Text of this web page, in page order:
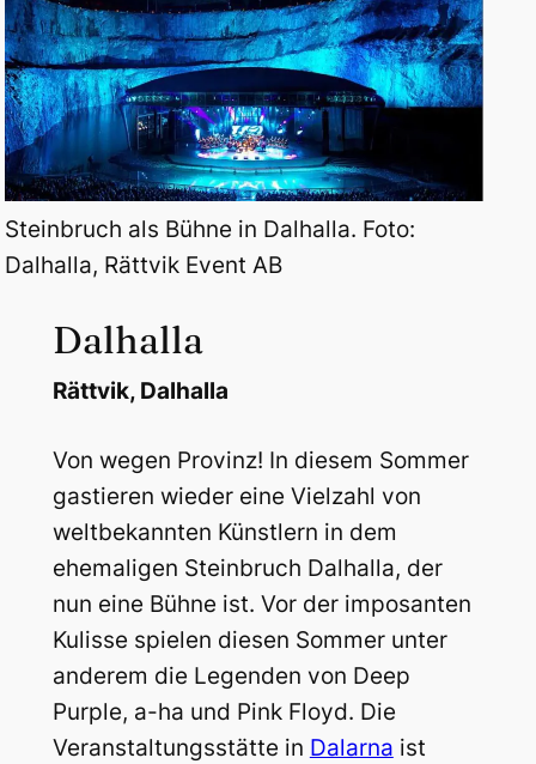
Steinbruch als Bühne in Dalhalla. Foto:
Dalhalla, Rättvik Event AB
Dalhalla
Rättvik, Dalhalla
Von wegen Provinz! In diesem Sommer
gastieren wieder eine Vielzahl von
weltbekannten Künstlern in dem
ehemaligen Steinbruch Dalhalla, der
nun eine Bühne ist. Vor der imposanten
Kulisse spielen diesen Sommer unter
anderem die Legenden von Deep
Purple, a-ha und Pink Floyd. Die
Veranstaltungsstätte in Dalarna ist